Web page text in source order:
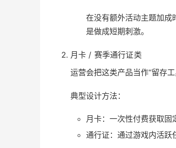
在没有额外活动主题加成
是做成短期刺激。
月卡 / 赛季通行证类
运营会把这类产品当作“留存
典型设计方法：
月卡：一次性付费获取
通行证：通过游戏内活跃